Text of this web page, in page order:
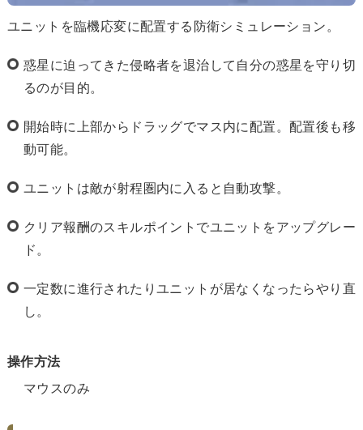
ユニットを臨機応変に配置する防衛シミュレーション。
惑星に迫ってきた侵略者を退治して自分の惑星を守り切
るのが目的。
開始時に上部からドラッグでマス内に配置。配置後も移
動可能。
ユニットは敵が射程圏内に入ると自動攻撃。
クリア報酬のスキルポイントでユニットをアップグレー
ド。
一定数に進行されたりユニットが居なくなったらやり直
し。
操作方法
マウスのみ